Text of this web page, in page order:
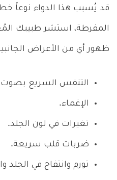
قد يُسبب هذا الدواء نوعاً
المفرطة، استشر طبيبك
ظهور أي من الأعراض
التنفس السريع بصوت
الإغماء.
تغيرات في لون الجلد.
ضربات قلب سريعة.
تورم وانتفاخ في الجلد